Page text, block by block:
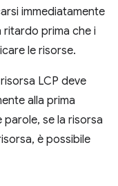
immediatamente
ritardo prima che i
le risorse.
LCP deve
alla prima
se la risorsa
è possibile